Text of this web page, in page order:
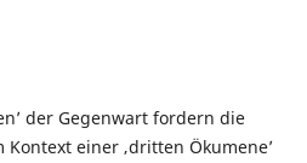
der Gegenwart fordern die
einer ‚dritten Ökumene’